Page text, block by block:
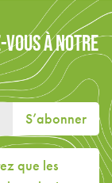
À NOTRE
S’abonner
que les